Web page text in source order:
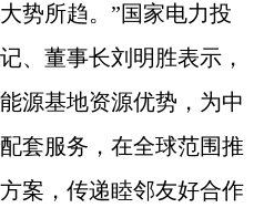
势所趋。”国家电力投
、董事长刘明胜表示，
源基地资源优势，为中
套服务，在全球范围推
案，传递睦邻友好合作